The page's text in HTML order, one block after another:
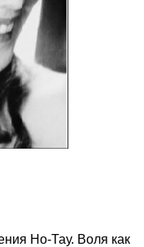
Но-Тау. Воля как